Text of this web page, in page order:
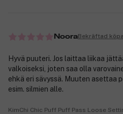
NooraBekräftad
Hyvä puuteri. Jos laittaa liikaa
valkoiseksi, joten saa olla
ehkä eri sävyssä. Muuten asettaa
esim. silmien alle.
KimChi Chic Puff Puff Pass Loose